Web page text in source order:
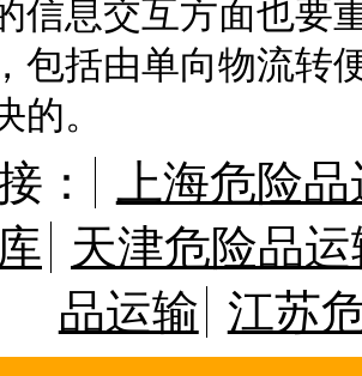
信息交互方面也要
包括由单向物流转
的。
：
上海危险
天津危险品运
品运输 江苏